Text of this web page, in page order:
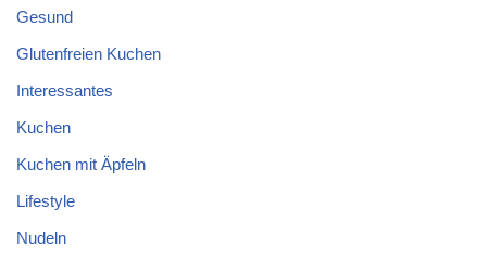
Gesund
Glutenfreien Kuchen
Interessantes
Kuchen
Kuchen mit Äpfeln
Lifestyle
Nudeln